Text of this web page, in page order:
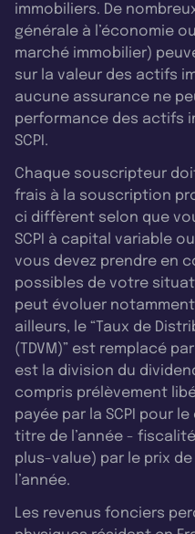
immobiliers. De
générale à l’économie
marché immobilier)
sur la valeur des actifs
aucune assurance ne
performance des actifs
SCPI.
Chaque souscripteur
frais à la souscription
ci diffèrent selon que
SCPI à capital variable
vous devez prendre en
possibles de votre
peut évoluer
ailleurs, le “Taux de
(TDVM)” est remplacé
est la division du
compris prélèvement
payée par la SCPI pour
titre de l’année -
plus-value) par le prix
l’année.
Les revenus fonciers